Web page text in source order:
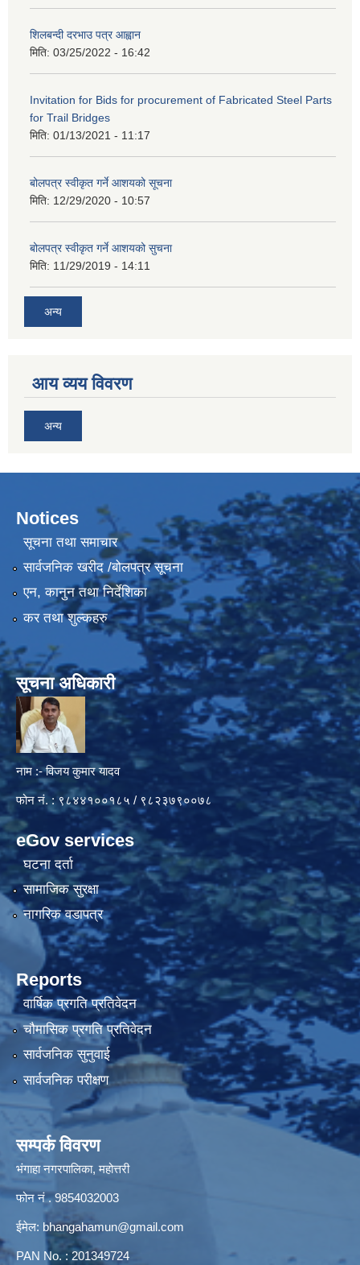
शिलबन्दी दरभाउ पत्र आह्वान
मिति: 03/25/2022 - 16:42
Invitation for Bids for procurement of Fabricated Steel Parts
for Trail Bridges
मिति: 01/13/2021 - 11:17
बोलपत्र स्वीकृत गर्ने आशयको सूचना
मिति: 12/29/2020 - 10:57
बोलपत्र स्वीकृत गर्ने आशयको सुचना
मिति: 11/29/2019 - 14:11
अन्य
आय व्यय विवरण
अन्य
Notices
सूचना तथा समाचार
सार्वजनिक खरीद /बोलपत्र सूचना
एन, कानुन तथा निर्देशिका
कर तथा शुल्कहरु
सूचना अधिकारी
नाम :- विजय कुमार यादव
फोन नं. : ९८४४१००१८५ / ९८२३७९००७८
eGov services
घटना दर्ता
सामाजिक सुरक्षा
नागरिक वडापत्र
Reports
वार्षिक प्रगति प्रतिवेदन
चौमासिक प्रगति प्रतिवेदन
सार्वजनिक सुनुवाई
सार्वजनिक परीक्षण
सम्पर्क विवरण
भंगाहा नगरपालिका, महोत्तरी
फोन नं . 9854032003
ईमेल: bhangahamun@gmail.com
PAN No. : 201349724